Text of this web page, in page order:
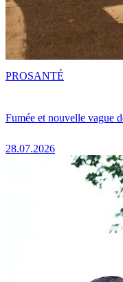
Fumée et nouvelle vague
28.07.2026
PROSANTÉ